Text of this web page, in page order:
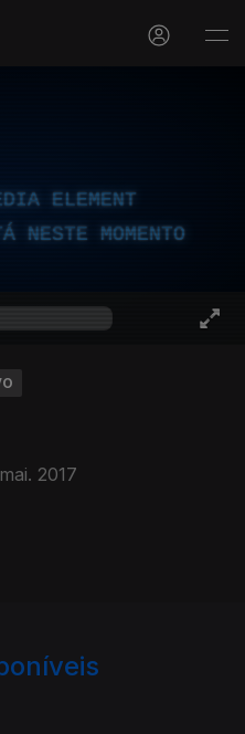
ELEMENT
NESTE MOMENTO
2017